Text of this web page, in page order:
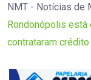
NMT - Notícias de
Rondonópolis está
contrataram